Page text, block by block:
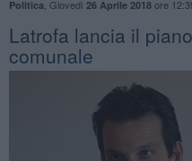
Politica Giovedì 26 Aprile 2018ore
Latrofa lancia il
comunale